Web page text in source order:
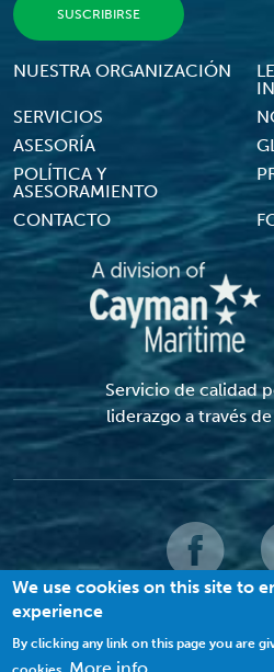
Footer Menu
NUESTRA ORGANIZACIÓN
SERVICIOS
ASESORÍA
POLÍTICA Y
ASESORAMIENTO
CONTACTO
Servicio de calidad
liderazgo a través
© 2022 MACI. Todos los derechos
We use cookies on this site to
experience
By clicking any link on this page you are